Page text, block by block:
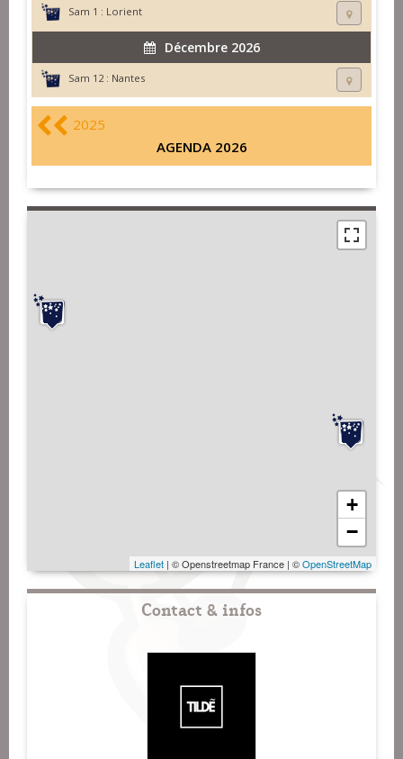
Sam 1 : Lorient
Décembre 2026
Sam 12 : Nantes
2025
AGENDA 2026
+
−
Leaflet | © Openstreetmap France | ©OpenStreetMap
Contact & infos